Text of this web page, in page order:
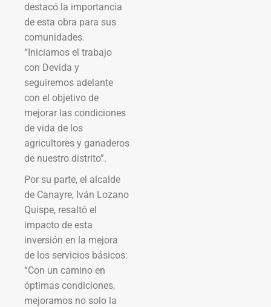
destacó la importancia
de esta obra para sus
comunidades.
“Iniciamos el trabajo
con Devida y
seguiremos adelante
con el objetivo de
mejorar las condiciones
de vida de los
agricultores y ganaderos
de nuestro distrito”.
Por su parte, el alcalde
de Canayre, Iván Lozano
Quispe, resaltó el
impacto de esta
inversión en la mejora
de los servicios básicos:
“Con un camino en
óptimas condiciones,
mejoramos no solo la